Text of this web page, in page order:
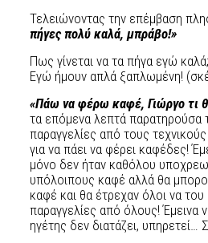
Τελειώνοντας την επέμβαση
πήγες πολύ καλά, μπράβο!»
Πως γίνεται να τα πήγα εγώ
Εγώ ήμουν απλά ξαπλωμένη!
«Πάω να φέρω καφέ, Γιώργο τι
τα επόμενα λεπτά παρατηρούσα
παραγγελίες από τους
για να πάει να φέρει καφέδες!
μόνο δεν ήταν καθόλου
υπόλοιπους καφέ αλλά θα
καφέ και θα έτρεχαν όλοι να
παραγγελίες από όλους! Έμεινα
ηγέτης δεν διατάζει, υπηρετεί…